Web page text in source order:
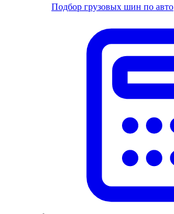
Подбор грузовых шин по авто